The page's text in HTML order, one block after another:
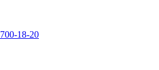
18-20